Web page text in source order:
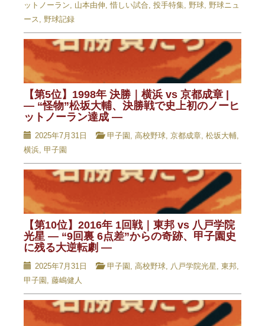
ットノーラン, 山本由伸,惜しい試合, 投手特集, 野球, 野球ニュ
ース, 野球記録
【第5位】1998年 決勝｜横浜 vs 京都成章 |
— “怪物”松坂大輔、決勝戦で史上初のノーヒ
ットノーラン達成 —
2025年7月31日 甲子園 , 高校野球, 京都成章, 松坂大輔,
横浜, 甲子園
【第10位】2016年 1回戦｜東邦 vs 八戸学院
光星 — “9回裏 6点差”からの奇跡、甲子園史
に残る大逆転劇 —
2025年7月31日 甲子園 , 高校野球, 八戸学院光星, 東邦,
甲子園 , 藤嶋健人